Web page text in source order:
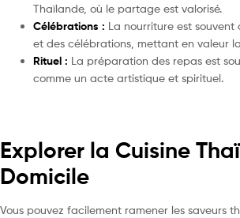
Thaïlande, où le partage est valorisé.
Célébrations : La nourriture est
et des célébrations, mettant en valeur
Rituel : La préparation des repas est
comme un acte artistique et spirituel.
Explorer la Cuisine
Domicile
Vous pouvez facilement ramener les saveurs